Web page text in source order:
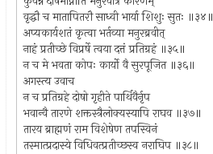
वृद्धौ च मातापितरौ साध्वी भार्या शिशुः सुतः ॥३४॥
अप्यकार्यशतं कृत्वा भर्तव्या मनुरब्रवीत्
नाहं प्रतीच्छे विप्रर्षे त्वया दत्तं प्रतिग्रहं ॥३५॥
न च मे भवता कोपः कार्यो वै सुरपूजित ॥३६॥
अगस्त्य उवाच
न च प्रतिग्रहे दोषो गृहीते पार्थिवैर्नृप
भवान्वै तारणे शक्तस्त्रैलोक्यस्यापि राघव ॥३७॥
तारय ब्राह्मणं राम विशेषेण तपस्विनं
तस्मात्प्रदास्ये विधिवत्प्रतीच्छस्व नराघिप ॥३८॥